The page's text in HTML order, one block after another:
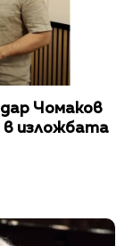
Чомаков
в изложбата